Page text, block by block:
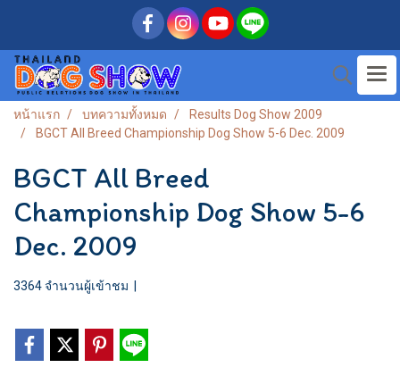
หน้าแรก บทความทั้งหมด
Results Dog Show 2009
BGCT All Breed Championship Dog Show 5-6 Dec. 2009
BGCT All Breed
Championship Dog Show 5-6
Dec. 2009
3364 จำนวนผู้เข้าชม